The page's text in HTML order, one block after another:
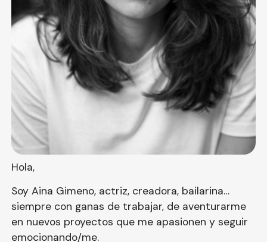
Hola,
Soy Aina Gimeno, actriz, creadora, bailarina…
siempre con ganas de trabajar, de aventurarme
en nuevos proyectos que me apasionen y seguir
emocionando/me.